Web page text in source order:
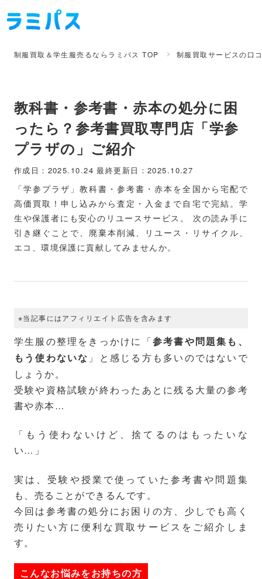
制服買取＆学生服売るならラミパス TOP 制服買取サービスの口
教科書・参考書・赤本の処分に困
ったら？参考書買取専門店「学参
プラザの」ご紹介
作成日：2025.10.24 最終更新日：2025.10.27
「学参プラザ」教科書・参考書・赤本を全国から宅配で
高価買取！申し込みから査定・入金まで自宅で完結。学
生や保護者にも安心のリユースサービス。 次の読み手に
引き継ぐことで、廃棄本削減、リユース・リサイクル、
エコ、環境保護に貢献してみませんか。
※当記事にはアフィリエイト広告を含みます
学生服の整理をきっかけに「参考書や問題集も、
もう使わないな 」と感じる方も多いのではないで
しょうか。
受験や資格試験が終わったあとに残る大量の参考
書や赤本…
「もう使わないけど、捨てるのはもったいな
い…」
実は、受験や授業で使っていた参考書や問題集
も、売ることができるんです。
今回は参考書の処分にお困りの方、少しでも高く
売りたい方に便利な買取サービスをご紹介しま
す。
こんなお悩みをお持ちの方